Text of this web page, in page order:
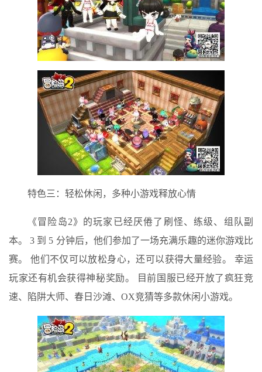
特色三：轻松休闲，多种小游戏释放心情
《冒险岛2》的玩家已经厌倦了刷怪、练级、组队副
本。 3 到 5 分钟后，他们参加了一场充满乐趣的迷你游戏比
赛。 他们不仅可以放松身心，还可以获得大量经验。 幸运
玩家还有机会获得神秘奖励。 目前国服已经开放了疯狂竞
速、陷阱大师、春日沙滩、OX竞猜等多款休闲小游戏。